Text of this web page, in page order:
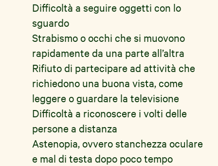
Difficoltà a seguire oggetti con lo
sguardo
Strabismo o occhi che si muovono
rapidamente da una parte all’altra
Rifiuto di partecipare ad attività che
richiedono una buona vista, come
leggere o guardare la televisione
Difficoltà a riconoscere i volti delle
persone a distanza
Astenopia, ovvero stanchezza oculare
e mal di testa dopo poco tempo